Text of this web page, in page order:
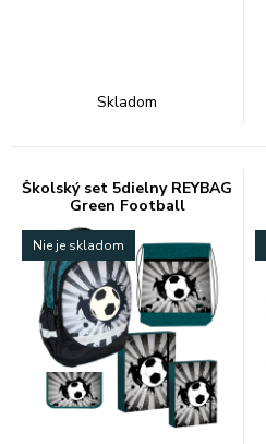
Skladom
Školský set 5dielny REYBAG
Green Football
Nie je skladom